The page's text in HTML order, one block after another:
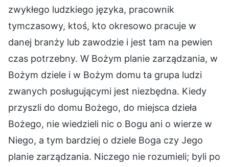
zwykłego ludzkiego języka, pracownik
tymczasowy, ktoś, kto okresowo pracuje w
danej branży lub zawodzie i jest tam na pewien
czas potrzebny. W Bożym planie zarządzania, w
Bożym dziele i w Bożym domu ta grupa ludzi
zwanych posługującymi jest niezbędna. Kiedy
przyszli do domu Bożego, do miejsca dzieła
Bożego, nie wiedzieli nic o Bogu ani o wierze w
Niego, a tym bardziej o dziele Boga czy Jego
planie zarządzania. Niczego nie rozumieli; byli po